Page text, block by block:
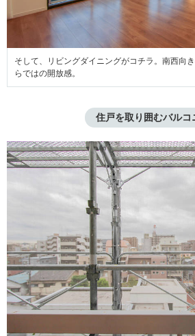
そして、リビングダイニングがコチラ。南西向
らではの開放感。
住戸を取り囲むバルコ